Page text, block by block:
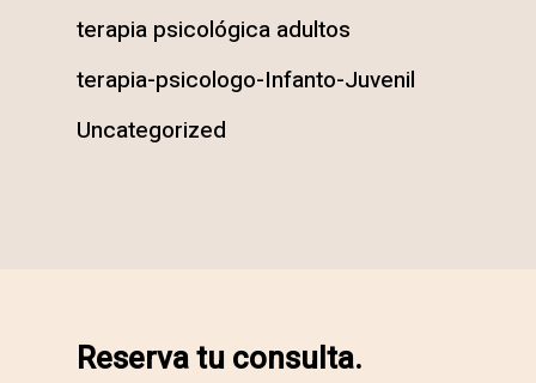
terapia psicológica adultos
terapia-psicologo-Infanto-Juvenil
Uncategorized
Reserva tu consulta.